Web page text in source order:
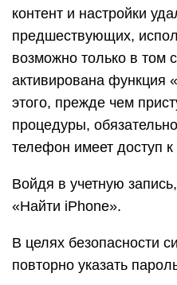
контент и настройки
предшествующих,
возможно только в том
активирована функция
этого, прежде чем
процедуры,
телефон имеет доступ к
Войдя в учетную
«Найти iPhone».
В целях безопасности
повторно указать